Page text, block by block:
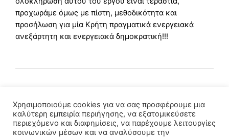
προχωράμε όμως με πίστη, μεθοδικότητα και
προσήλωση για μία Κρήτη πραγματικά ενεργειακά
ανεξάρτητη και ενεργειακά δημοκρατική!!!
Χρησιμοποιούμε cookies για να σας προσφέρουμε μια
καλύτερη εμπειρία περιήγησης, να εξατομικεύσετε
περιεχόμενο και διαφημίσεις, να παρέχουμε λειτουργίες
κοινωνικών μέσων και να αναλύσουμε την